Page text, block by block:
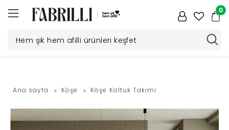
0
Paketi
Ana sayfa Köşe Köşe Koltuk Takımı